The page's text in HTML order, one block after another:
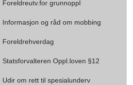
Foreldreutv.for grunnoppl
Informasjon og råd om mobbing
Foreldrehverdag
Statsforvalteren Oppl.loven §12
Udir om rett til spesialunderv